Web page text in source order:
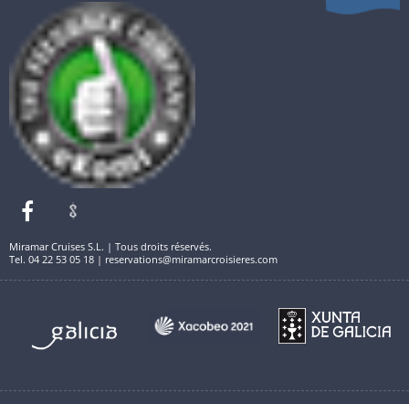
Miramar Cruises S.L. | Tous droits réservés.
Tel. 04 22 53 05 18 | reservations@miramarcroisieres.com